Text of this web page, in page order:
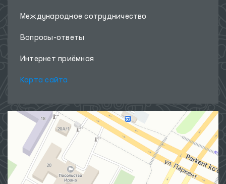
Международное сотрудничество
Вопросы-ответы
Интернет приёмная
Карта сайта